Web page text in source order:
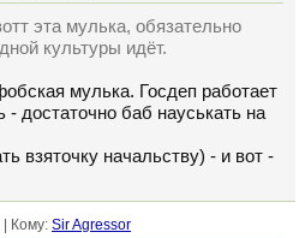
эта мулька, обязательно
культуры идёт.
мулька. Госдеп работает
достаточно баб науськать на
взяточку начальству) - и вот -
Кому: Sir Agressor